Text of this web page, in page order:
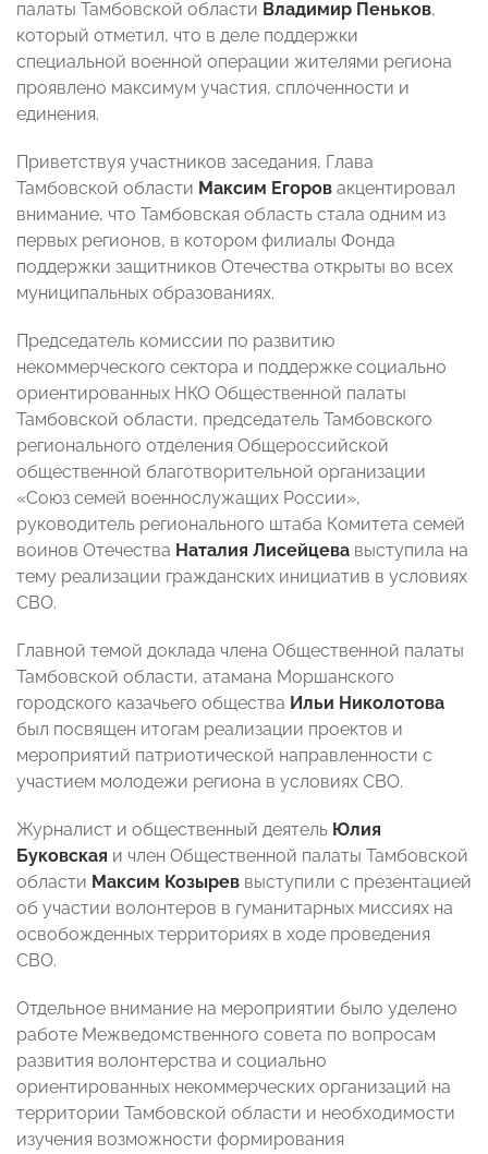
палаты Тамбовской области Владимир Пеньков,
который отметил, что в деле поддержки
специальной военной операции жителями региона
проявлено максимум участия, сплоченности и
единения.
Приветствуя участников заседания, Глава
Тамбовской области Максим Егоров акцентировал
внимание, что Тамбовская область стала одним из
первых регионов, в котором филиалы Фонда
поддержки защитников Отечества открыты во всех
муниципальных образованиях.
Председатель комиссии по развитию
некоммерческого сектора и поддержке социально
ориентированных НКО Общественной палаты
Тамбовской области, председатель Тамбовского
регионального отделения Общероссийской
общественной благотворительной организации
«Союз семей военнослужащих России»,
руководитель регионального штаба Комитета семей
воинов Отечества Наталия Лисейцева выступила на
тему реализации гражданских инициатив в условиях
СВО.
Главной темой доклада члена Общественной палаты
Тамбовской области, атамана Моршанского
городского казачьего общества Ильи Николотова
был посвящен итогам реализации проектов и
мероприятий патриотической направленности с
участием молодежи региона в условиях СВО.
Журналист и общественный деятель Юлия
Буковская и член Общественной палаты Тамбовской
области Максим Козырев выступили с презентацией
об участии волонтеров в гуманитарных миссиях на
освобожденных территориях в ходе проведения
СВО.
Отдельное внимание на мероприятии было уделено
работе Межведомственного совета по вопросам
развития волонтерства и социально
ориентированных некоммерческих организаций на
территории Тамбовской области и необходимости
изучения возможности формирования